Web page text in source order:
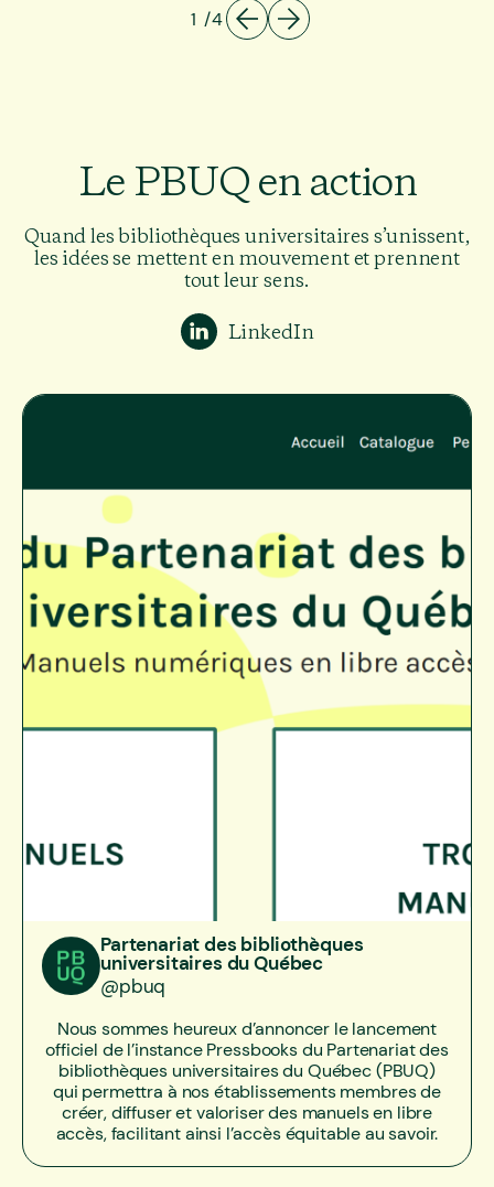
1 /4
Le PBUQ en action
Quand les bibliothèques universitaires s’unissent,
les idées se mettent en mouvement et prennent
tout leur sens.
LinkedIn
Partenariat des bibliothèques
universitaires du Québec
pbuq
Nous sommes heureux d’annoncer le lancement
officiel de l’instance Pressbooks du Partenariat des
bibliothèques universitaires du Québec (PBUQ)
qui permettra à nos établissements membres de
créer, diffuser et valoriser des manuels en libre
accès, facilitant ainsi l’accès équitable au savoir.